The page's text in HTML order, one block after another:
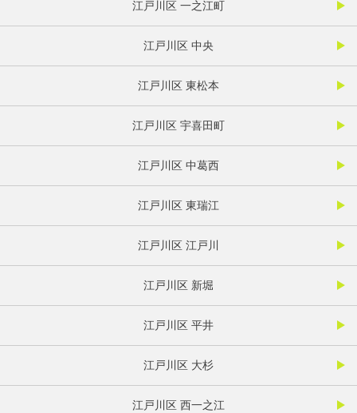
江戸川区 一之江町
江戸川区 中央
江戸川区 東松本
江戸川区 宇喜田町
江戸川区 中葛西
江戸川区 東瑞江
江戸川区 江戸川
江戸川区 新堀
江戸川区 平井
江戸川区 大杉
江戸川区 西一之江